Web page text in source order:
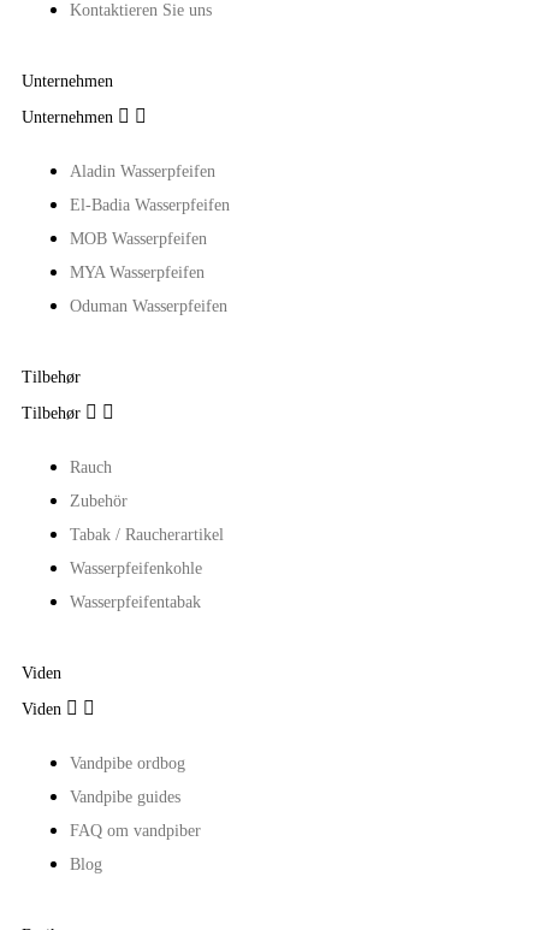
Kontaktieren Sie uns
Unternehmen
Unternehmen  
Aladin Wasserpfeifen
El-Badia Wasserpfeifen
MOB Wasserpfeifen
MYA Wasserpfeifen
Oduman Wasserpfeifen
Tilbehør
Tilbehør  
Rauch
Zubehör
Tabak / Raucherartikel
Wasserpfeifenkohle
Wasserpfeifentabak
Viden
Viden  
Vandpibe ordbog
Vandpibe guides
FAQ om vandpiber
Blog